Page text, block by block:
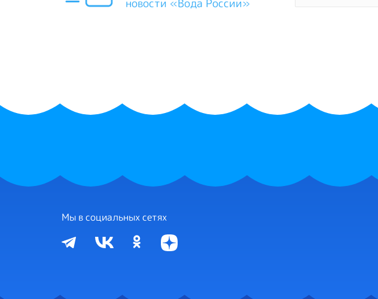
новости «Вода России»
Мы в социальных сетях